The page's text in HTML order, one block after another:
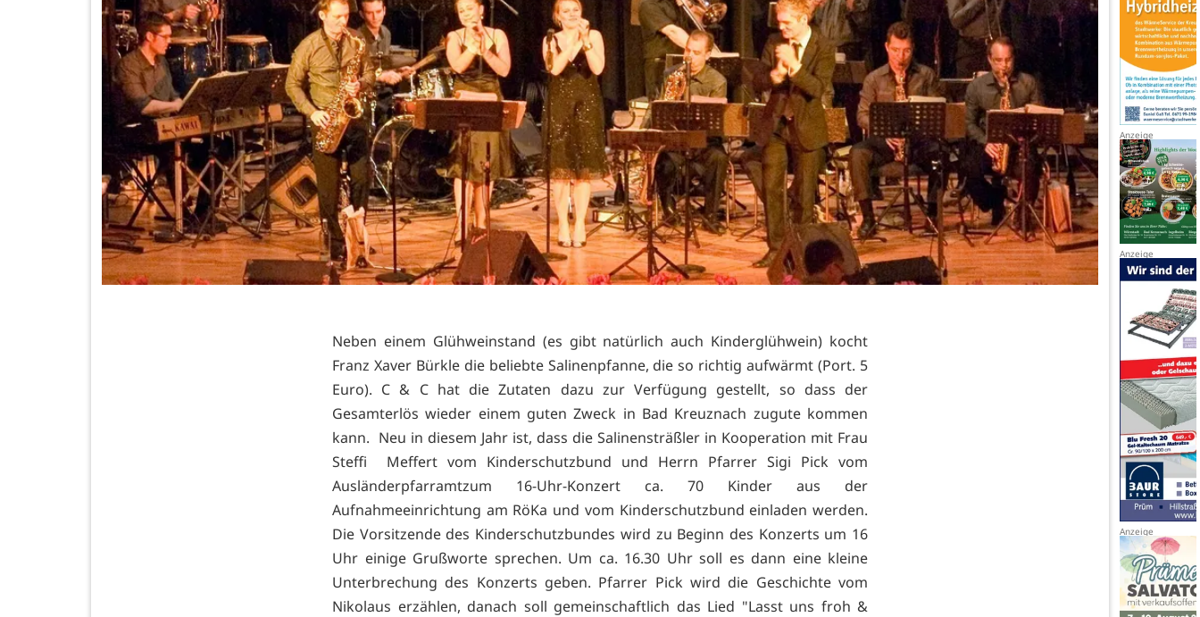
Neben einem Glühweinstand (es gibt natürlich auch Kinderglühwein) kocht
Franz Xaver Bürkle die beliebte Salinenpfanne, die so richtig aufwärmt (Port. 5
Euro). C & C hat die Zutaten dazu zur Verfügung gestellt, so dass der
Gesamterlös wieder einem guten Zweck in Bad Kreuznach zugute kommen
kann. Neu in diesem Jahr ist, dass die Salinensträßler in Kooperation mit Frau
Steffi Meffert vom Kinderschutzbund und Herrn Pfarrer Sigi Pick vom
Ausländerpfarramtzum 16-Uhr-Konzert ca. 70 Kinder aus der
Aufnahmeeinrichtung am RöKa und vom Kinderschutzbund einladen werden.
Die Vorsitzende des Kinderschutzbundes wird zu Beginn des Konzerts um 16
Uhr einige Grußworte sprechen. Um ca. 16.30 Uhr soll es dann eine kleine
Unterbrechung des Konzerts geben. Pfarrer Pick wird die Geschichte vom
Nikolaus erzählen, danach soll gemeinschaftlich das Lied "Lasst uns froh &